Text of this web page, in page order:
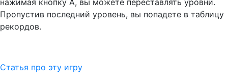
нажимая кнопку А, вы можете переставлять уровни.
Пропустив последний уровень, вы попадете в таблицу
рекордов.
Статья про эту игру